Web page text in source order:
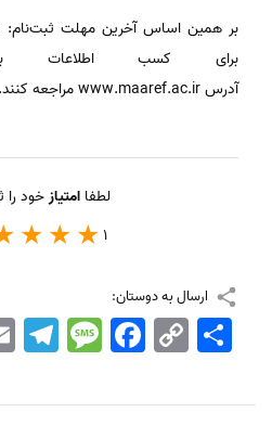
برای کسب اطلاعات
آدرس www.maaref.ac.ir مراجعه کنند.
لطفاامتیازخود را
1
ارسال به دوستان:
TelegramMessageFacebook Copy
Link
اشتراک